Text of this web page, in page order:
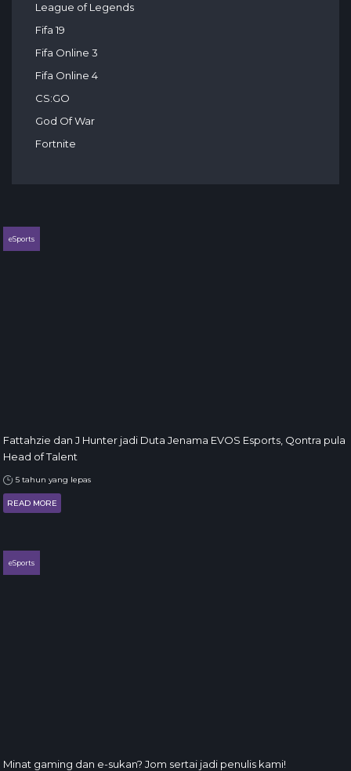
League of Legends
Fifa 19
Fifa Online 3
Fifa Online 4
CS:GO
God Of War
Fortnite
eSports
Fattahzie dan J Hunter jadi Duta Jenama EVOS Esports, Qontra pula
Head of Talent
5 tahun yang lepas
READ MORE
eSports
Minat gaming dan e-sukan? Jom sertai jadi penulis kami!